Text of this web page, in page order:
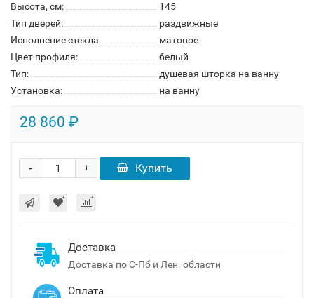
Высота, см:
145
Тип дверей:
раздвижные
Исполнение стекла:
матовое
Цвет профиля:
белый
Тип:
душевая шторка на ванну
Установка:
на ванну
28 860 ₽
+
- Купить
Доставка
Доставка по С-Пб и Лен. области
Оплата